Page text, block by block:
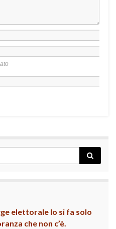
elettorale lo si fa solo
che non c’è.